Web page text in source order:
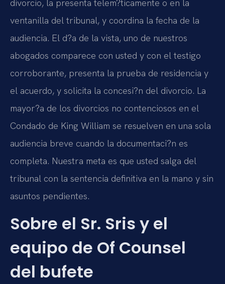
divorcio, la presenta telem?ticamente o en la
ventanilla del tribunal, y coordina la fecha de la
audiencia. El d?a de la vista, uno de nuestros
abogados comparece con usted y con el testigo
corroborante, presenta la prueba de residencia y
el acuerdo, y solicita la concesi?n del divorcio. La
mayor?a de los divorcios no contenciosos en el
Condado de King William se resuelven en una sola
audiencia breve cuando la documentaci?n es
completa. Nuestra meta es que usted salga del
tribunal con la sentencia definitiva en la mano y sin
asuntos pendientes.
Sobre el Sr. Sris y el
equipo de Of Counsel
del bufete